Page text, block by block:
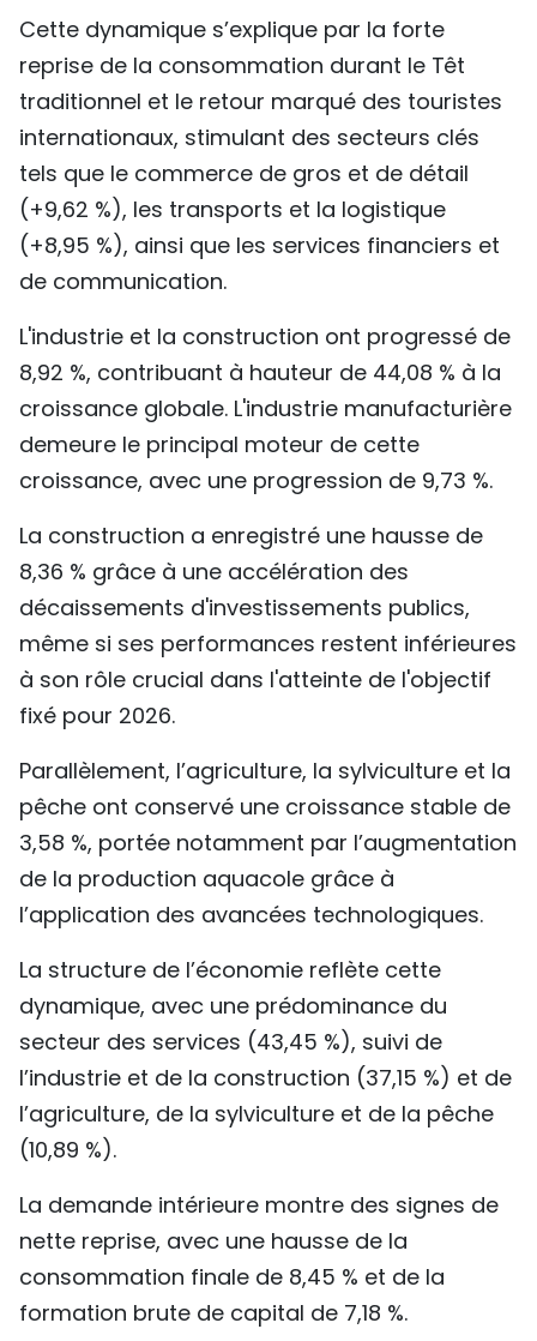
Cette dynamique s’explique par la forte
reprise de la consommation durant le Têt
traditionnel et le retour marqué des touristes
internationaux, stimulant des secteurs clés
tels que le commerce de gros et de détail
(+9,62 %), les transports et la logistique
(+8,95 %), ainsi que les services financiers et
de communication.
L'industrie et la construction ont progressé de
8,92 %, contribuant à hauteur de 44,08 % à la
croissance globale. L'industrie manufacturière
demeure le principal moteur de cette
croissance, avec une progression de 9,73 %.
La construction a enregistré une hausse de
8,36 % grâce à une accélération des
décaissements d'investissements publics,
même si ses performances restent inférieures
à son rôle crucial dans l'atteinte de l'objectif
fixé pour 2026.
Parallèlement, l’agriculture, la sylviculture et la
pêche ont conservé une croissance stable de
3,58 %, portée notamment par l’augmentation
de la production aquacole grâce à
l’application des avancées technologiques.
La structure de l’économie reflète cette
dynamique, avec une prédominance du
secteur des services (43,45 %), suivi de
l’industrie et de la construction (37,15 %) et de
l’agriculture, de la sylviculture et de la pêche
(10,89 %).
La demande intérieure montre des signes de
nette reprise, avec une hausse de la
consommation finale de 8,45 % et de la
formation brute de capital de 7,18 %.